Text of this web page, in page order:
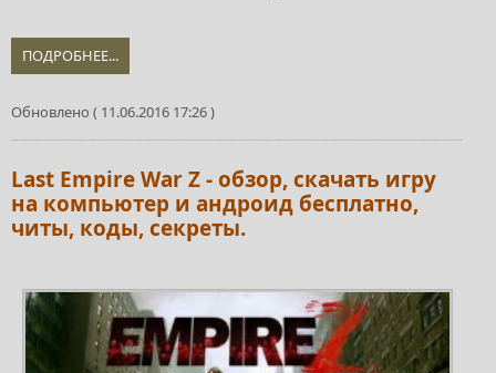
ПОДРОБНЕЕ...
Обновлено ( 11.06.2016 17:26 )
Last Empire War Z - обзор, скачать игру
на компьютер и андроид бесплатно,
читы, коды, секреты.